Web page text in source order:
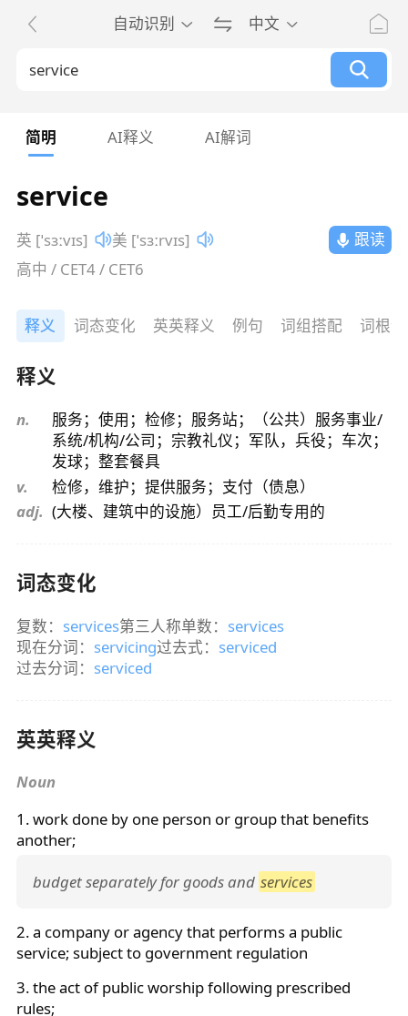
自动识别 中文
简明 AI释义 AI解词
service
英 [ˈsɜːvɪs] 美 [ˈsɜːrvɪs]
跟读
高中 / CET4 / CET6
释义 词态变化 英英释义 例句 词组搭配 词根
释义
n.
服务；使用；检修；服务站；（公共）服务事业/
系统/机构/公司；宗教礼仪；军队，兵役；车次；
发球；整套餐具
v.
检修，维护；提供服务；支付（债息）
adj. (大楼、建筑中的设施）员工/后勤专用的
词态变化
复数： services第三人称单数： services
现在分词： servicing过去式： serviced
过去分词： serviced
英英释义
Noun
1. work done by one person or group that benefits
another;
budget separately for goods and services
2. a company or agency that performs a public
service; subject to government regulation
3. the act of public worship following prescribed
rules;